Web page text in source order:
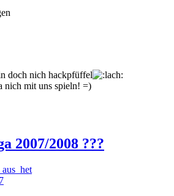
doch nich hackpfüffel
nich mit uns spieln! =)
2007/2008 ???